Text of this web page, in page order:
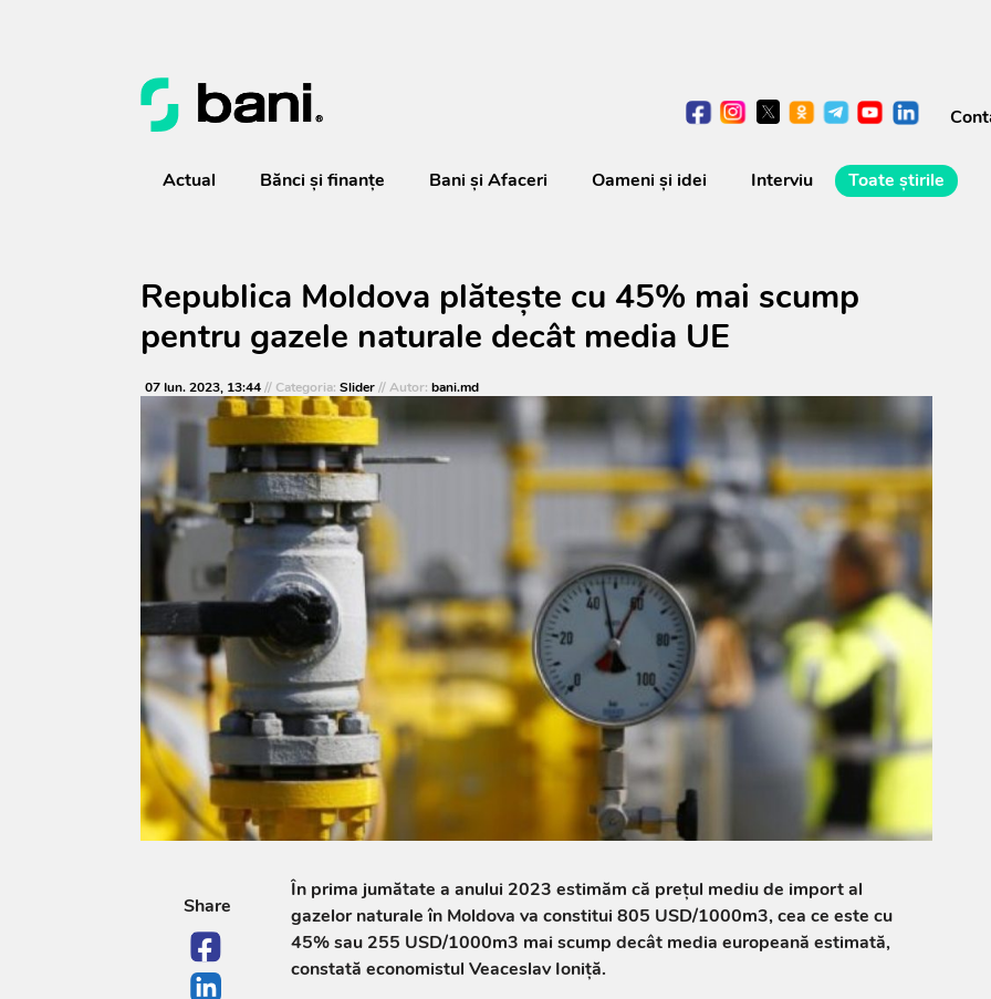
Actual Bănci şi finanţe Bani și Afaceri Oameni şi idei Interviu Toate știrile
Republica Moldova plătește cu 45% mai scump
pentru gazele naturale decât media UE
07 Iun. 2023, 13:44// Categoria: Slider// Autor: bani.md
Share
În prima jumătate a anului 2023 estimăm că prețul mediu de import al
gazelor naturale în Moldova va constitui 805 USD/1000m3, cea ce este cu
45% sau 255 USD/1000m3 mai scump decât media europeană estimată,
constată economistul Veaceslav Ioniță.